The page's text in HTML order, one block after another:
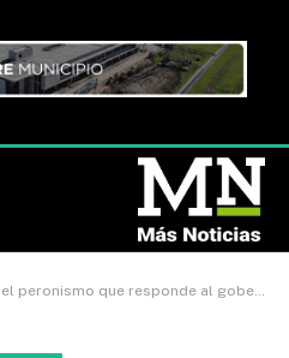
a los vecinos, votó a favor del Bono de Infraestructura y diferenció su gestión de la asfixia que Milei ejerce sobre la provincia